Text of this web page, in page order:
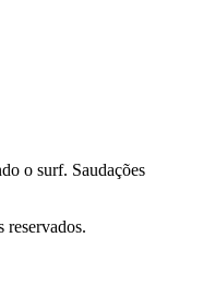
o surf. Saudações